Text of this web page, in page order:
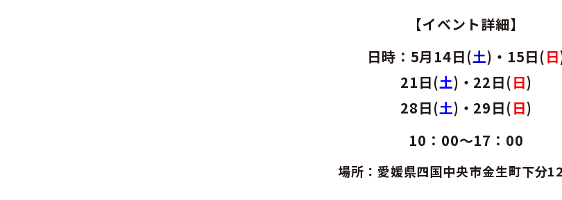
【イベント詳細】
日時：5月14日(土)・15日(日
21日(土)・22日(日)
28日(土)・29日(日)
10：00～17：00
場所：愛媛県四国中央市金生町下分